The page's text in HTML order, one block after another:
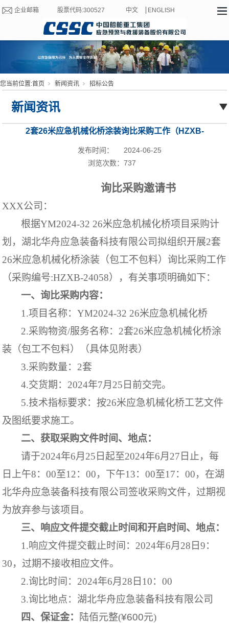
企业邮箱 股票代码:300527 中文 ENGLISH
您当前位置:首页 新闻资讯 招标公告
新闻资讯
2套26米应急机械化桥涂装询比采购工作（HZXB-
24058）2024-06-25
发布时间：
浏览次数： 737
询比采购邀请书
XXX公司 ：
根据YM2024-32 26米应急机械化桥项目采购计
划，湖北华舟应急装备科技有限公司拟组织开展2套
26米应急机械化桥涂装（包工不包料）询比采购工作
（采购编号:HZXB-24058），有关事项明确如下：
一、询比采购内容：
1.项目名称：YM2024-32 26米应急机械化桥
2.采购物资/服务名称： 2套26米应急机械化桥涂
装（包工不包料）（具体见附表）
3.采购数量： 2套
4.交货期： 2024年7月 25 日前交完。
5.技术指标要求：按26米应急机械化桥工艺文件
及图纸要求施工。
二、获取采购文件时间、地点：
请于2024年6月 25 日起至2024年6月 27 日止，每
日上午8：00至12：00，下午13：00至17：00，在湖
北华舟应急装备科技有限公司签收采购文件，过期视
为放弃参与该项目。
三、响应文件提交截止时间和开启时间、地点：
1.响应文件提交截止时间： 2024年6月28日9：
30，过期不接收相应文件。
2.询比时间： 2024年6月28日10：00
3.询比地点：湖北华舟应急装备科技有限公司
四、保证金：
陆佰元整(¥600元)